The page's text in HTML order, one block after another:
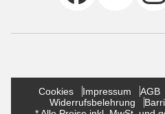
Cookies Impressum AGB
Widerrufsbelehrung